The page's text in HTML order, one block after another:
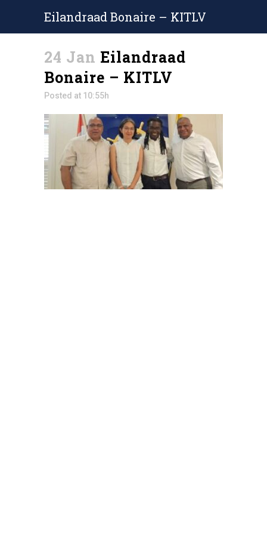
Eilandraad Bonaire – KITLV
24 Jan Eilandraad
Bonaire – KITLV
Posted at 10:55h